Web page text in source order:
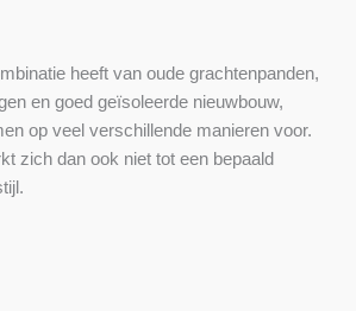
heeft van oude grachtenpanden,
en goed geïsoleerde nieuwbouw,
op veel verschillende manieren voor.
zich dan ook niet tot een bepaald